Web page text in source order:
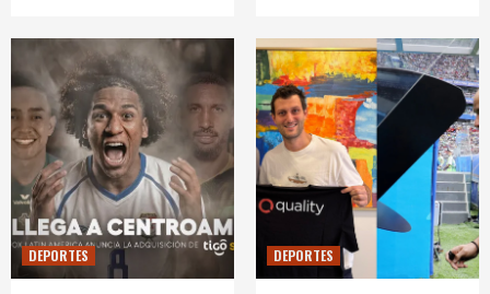
DEPORTES DEPORTES